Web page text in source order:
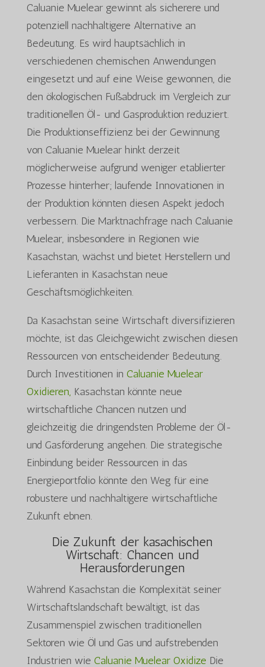
Caluanie Muelear gewinnt als sicherere und
potenziell nachhaltigere Alternative an
Bedeutung. Es wird hauptsächlich in
verschiedenen chemischen Anwendungen
eingesetzt und auf eine Weise gewonnen, die
den ökologischen Fußabdruck im Vergleich zur
traditionellen Öl- und Gasproduktion reduziert.
Die Produktionseffizienz bei der Gewinnung
von Caluanie Muelear hinkt derzeit
möglicherweise aufgrund weniger etablierter
Prozesse hinterher; laufende Innovationen in
der Produktion könnten diesen Aspekt jedoch
verbessern. Die Marktnachfrage nach Caluanie
Muelear, insbesondere in Regionen wie
Kasachstan, wächst und bietet Herstellern und
Lieferanten in Kasachstan neue
Geschäftsmöglichkeiten.
Da Kasachstan seine Wirtschaft diversifizieren
möchte, ist das Gleichgewicht zwischen diesen
Ressourcen von entscheidender Bedeutung.
Durch Investitionen in Caluanie Muelear
Oxidieren, Kasachstan könnte neue
wirtschaftliche Chancen nutzen und
gleichzeitig die dringendsten Probleme der Öl-
und Gasförderung angehen. Die strategische
Einbindung beider Ressourcen in das
Energieportfolio könnte den Weg für eine
robustere und nachhaltigere wirtschaftliche
Zukunft ebnen.
Die Zukunft der kasachischen
Wirtschaft: Chancen und
Herausforderungen
Während Kasachstan die Komplexität seiner
Wirtschaftslandschaft bewältigt, ist das
Zusammenspiel zwischen traditionellen
Sektoren wie Öl und Gas und aufstrebenden
Industrien wie Caluanie Muelear Oxidize Die